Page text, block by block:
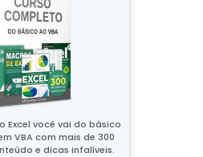
Excel você vai do básico
VBA com mais de 300
e dicas infalíveis.